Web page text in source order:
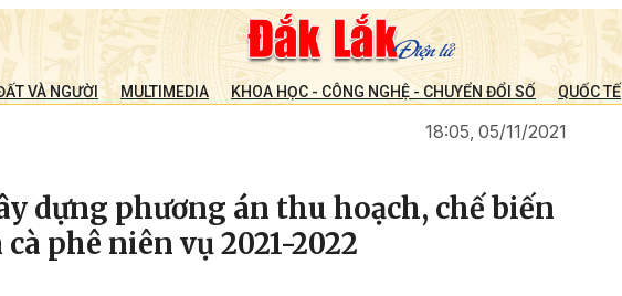
VÀ NGƯỜI MULTIMEDIA KHOA HỌC - CÔNG NGHỆ - CHUYỂN ĐỔI SỐ QUỐC TẾ
18:05, 05/11/2021
dựng phương án thu hoạch, chế biến
phê niên vụ 2021-2022